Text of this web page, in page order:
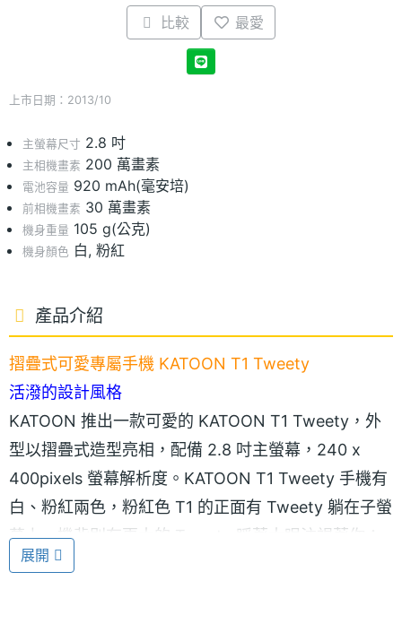
比較 最愛
上市日期：2013/10
主螢幕尺寸 2.8 吋
主相機畫素 200 萬畫素
電池容量 920 mAh(毫安培)
前相機畫素 30 萬畫素
機身重量 105 g(公克)
機身顏色 白, 粉紅
產品介紹
摺疊式可愛專屬手機 KATOON T1 Tweety
活潑的設計風格
KATOON 推出一款可愛的 KATOON T1 Tweety，外
型以摺疊式造型亮相，配備 2.8 吋主螢幕，240 x
400pixels 螢幕解析度。KATOON T1 Tweety 手機有
白、粉紅兩色，粉紅色 T1 的正面有 Tweety 躺在子螢
幕上，機背則有更大的 Tweety 睜著大眼注視著你；
至於白色，正面只有 Tweety 的眼睛與小嘴巴，背蓋
展開